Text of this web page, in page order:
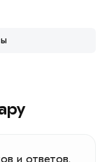
и ответов.